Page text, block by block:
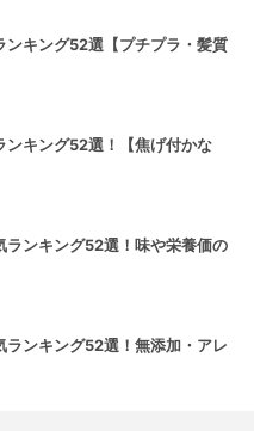
ンキング52選【プチプラ・髪質
ンキング52選！【焦げ付かな
ランキング52選！味や栄養価の
ランキング52選！無添加・アレ